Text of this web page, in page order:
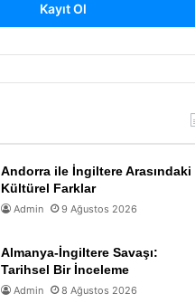
Kayıt Ol
Andorra ile İngiltere Arasındaki
Kültürel Farklar
Admin 9 Ağustos 2026
Almanya-İngiltere Savaşı:
Tarihsel Bir İnceleme
Admin 8 Ağustos 2026